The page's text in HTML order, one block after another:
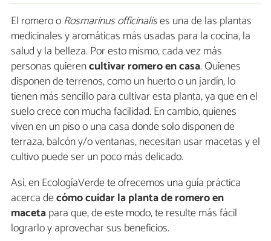
El romero oRosmarinus officinalises una de las plantas
medicinales y aromáticas más usadas para la cocina, la
salud y la belleza. Por esto mismo, cada vez más
personas quierencultivar romero en casa. Quienes
disponen de terrenos, como un huerto o un jardín, lo
tienen más sencillo para cultivar esta planta, ya que en el
suelo crece con mucha facilidad. En cambio, quienes
viven en un piso o una casa donde solo disponen de
terraza, balcón y/o ventanas, necesitan usar macetas y el
cultivo puede ser un poco más delicado.
Así, en EcologíaVerde te ofrecemos una guía práctica
acerca decómo cuidar laplanta de romero en
macetapara que, de este modo, te resulte más fácil
lograrlo y aprovechar sus beneficios.